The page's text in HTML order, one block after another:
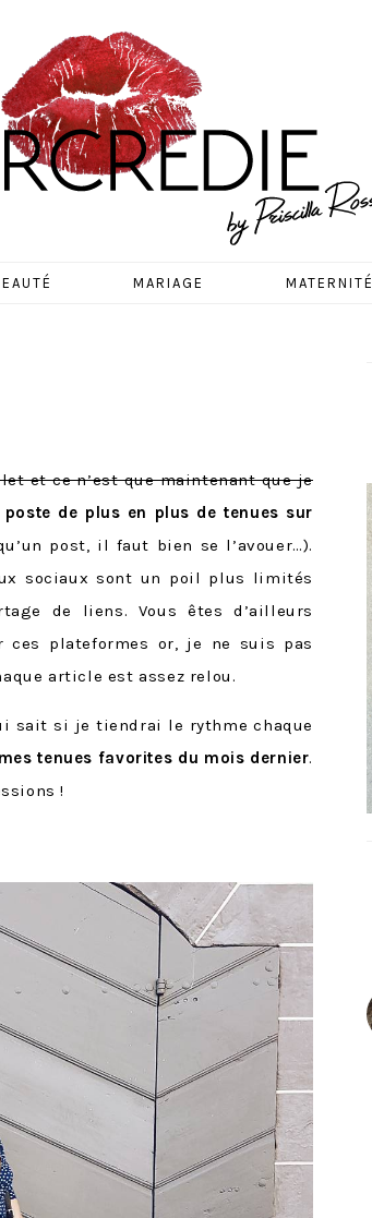
MARIAGE MATERNITÉ
et ce n’est que maintenant que je
de plus en plus de tenues sur
post, il faut bien se l’avouer…).
sociaux sont un poil plus limités
de liens. Vous êtes d’ailleurs
ces plateformes or, je ne suis pas
article est assez relou.
sait si je tiendrai le rythme chaque
tenues favorites du mois dernier.
!